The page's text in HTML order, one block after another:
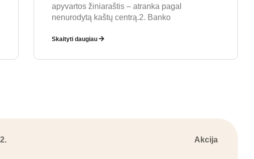
apyvartos žiniaraštis – atranka pagal
nenurodytą kaštų centrą.2. Banko
Skaityti daugiau
Akcija